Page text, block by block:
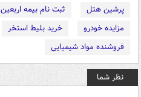
پرشین هتل
ثبت نام بیمه اربعین
مزایده خودرو
خرید بلیط استخر
فروشنده مواد شیمیایی
نظر شما